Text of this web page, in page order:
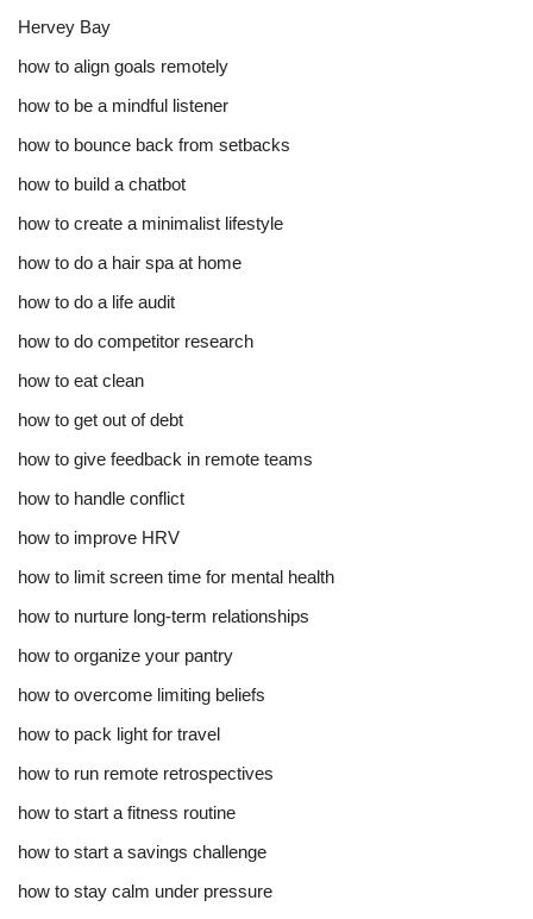
Hervey Bay
how to align goals remotely
how to be a mindful listener
how to bounce back from setbacks
how to build a chatbot
how to create a minimalist lifestyle
how to do a hair spa at home
how to do a life audit
how to do competitor research
how to eat clean
how to get out of debt
how to give feedback in remote teams
how to handle conflict
how to improve HRV
how to limit screen time for mental health
how to nurture long-term relationships
how to organize your pantry
how to overcome limiting beliefs
how to pack light for travel
how to run remote retrospectives
how to start a fitness routine
how to start a savings challenge
how to stay calm under pressure